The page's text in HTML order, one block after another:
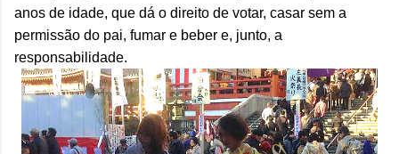
anos de idade, que dá o direito de votar, casar sem a
permissão do pai, fumar e beber e, junto, a
responsabilidade.